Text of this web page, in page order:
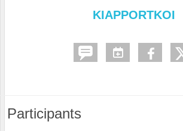
KIAPPORTKOI
Participants